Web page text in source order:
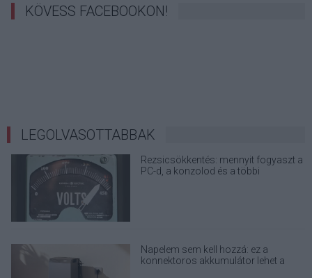
KÖVESS FACEBOOKON!
LEGOLVASOTTABBAK
Rezsicsökkentés: mennyit fogyaszt a
PC-d, a konzolod és a többi
Napelem sem kell hozzá: ez a
konnektoros akkumulátor lehet a